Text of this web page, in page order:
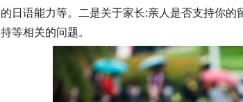
的日语能力等。二是关于家长:亲人是否支持你
持等相关的问题。